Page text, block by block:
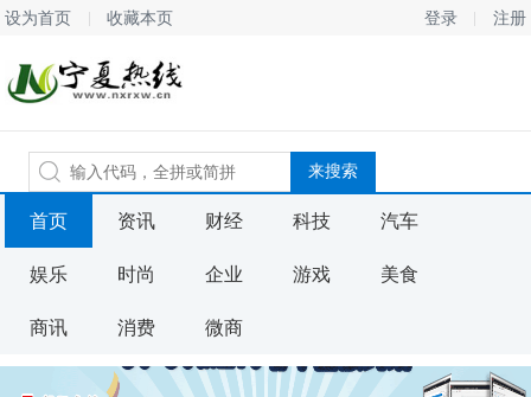
设为首页 收藏本页 登录 注册
首页 资讯 财经 科技 汽车
娱乐 时尚 企业 游戏 美食
商讯 消费 微商